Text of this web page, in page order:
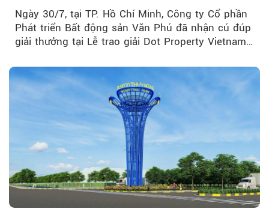
Ngày 30/7, tại TP. Hồ Chí Minh, Công ty Cổ phần
Phát triển Bất động sản Văn Phú đã nhận cú đúp
giải thưởng tại Lễ trao giải Dot Property Vietnam